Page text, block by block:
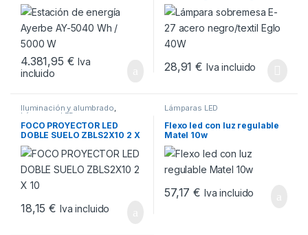
4.381,95 € Iva
incluido
28,91€ Iva incluido
Iluminación y alumbrado,
Lámparas LED
FOCO PROYECTOR LED
DOBLE SUELO ZBLS2X10 2 X
10
18,15€ Iva incluido
Lámparas LED
Flexo led con luz regulable
Matel 10w
57,17€ Iva incluido